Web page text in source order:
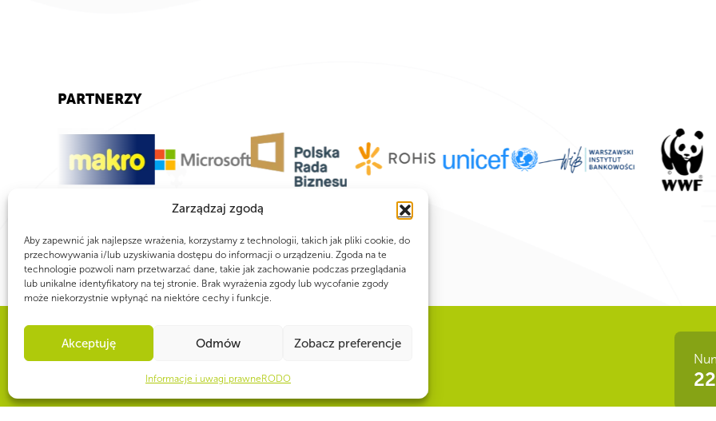
Zarządzaj zgodą
Aby zapewnić jak najlepsze wrażenia, korzystamy z technologii, takich jak pliki cookie, do
przechowywania i/lub uzyskiwania dostępu do informacji o urządzeniu. Zgoda na te
technologie pozwoli nam przetwarzać dane, takie jak zachowanie podczas przeglądania
lub unikalne identyfikatory na tej stronie. Brak wyrażenia zgody lub wycofanie zgody
może niekorzystnie wpłynąć na niektóre cechy i funkcje.
Akceptuję Odmów Zobacz preferencje
Informacje i uwagi prawne RODO
PARTNERZY
WSPÓLNIE DLA HARCERSKIEJ MISJI
Twoje wsparcie, nasza siła!